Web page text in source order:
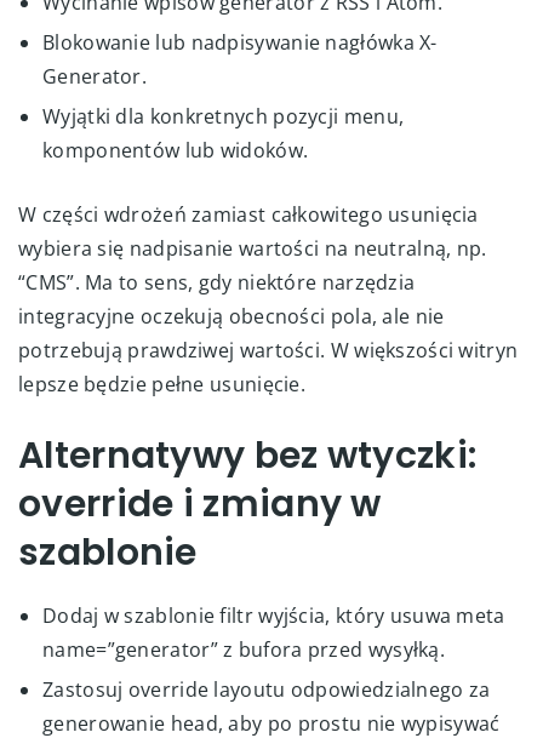
Blokowanie lub nadpisywanie nagłówka X-
Generator.
Wyjątki dla konkretnych pozycji menu,
komponentów lub widoków.
W części wdrożeń zamiast całkowitego usunięcia
wybiera się nadpisanie wartości na neutralną, np.
“CMS”. Ma to sens, gdy niektóre narzędzia
integracyjne oczekują obecności pola, ale nie
potrzebują prawdziwej wartości. W większości witryn
lepsze będzie pełne usunięcie.
Alternatywy bez wtyczki:
override i zmiany w
szablonie
Dodaj w szablonie filtr wyjścia, który usuwa meta
name=”generator” z bufora przed wysyłką.
Zastosuj override layoutu odpowiedzialnego za
generowanie head, aby po prostu nie wypisywać